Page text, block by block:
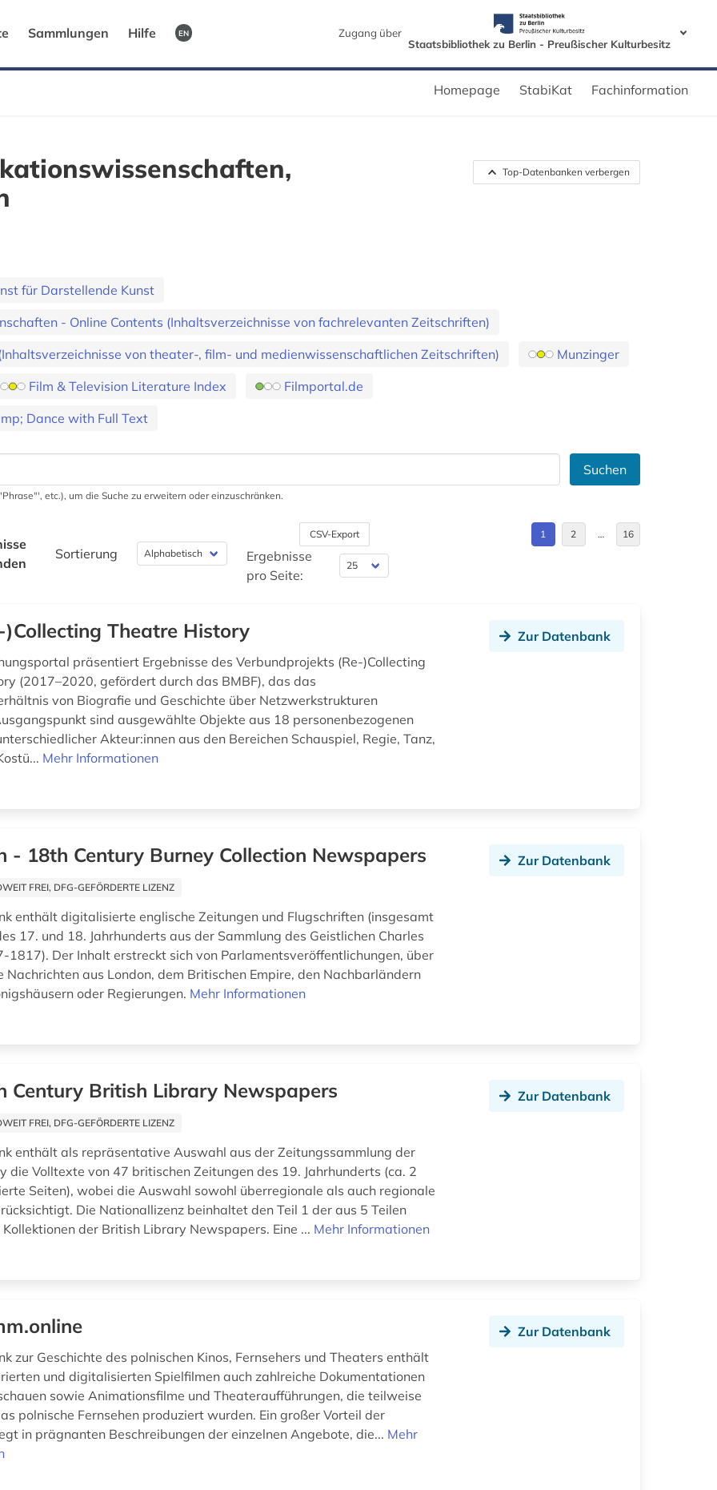
Sammlungen Hilfe EN
Zugang über
Staatsbibliothek zu Berlin - Preußischer Kulturbesitz
Homepage StabiKat Fachinformation
Top-Datenbanken verbergen
für Darstellende Kunst
- Online Contents (Inhaltsverzeichnisse von fachrelevanten Zeitschriften)
von theater-, film- und medienwissenschaftlichen Zeitschriften)
Munzinger
Film & Television Literature Index
Filmportal.de
Dance with Full Text
Suchen
etc.), um die Suche zu erweitern oder einzuschränken.
Sortierung
CSV-Export
Ergebnisse
pro Seite:
1 2 … 16
)Collecting Theatre History
präsentiert Ergebnisse des Verbundprojekts (Re-)Collecting
(2017–2020, gefördert durch das BMBF), das das
von Biografie und Geschichte über Netzwerkstrukturen
sind ausgewählte Objekte aus 18 personenbezogenen
Akteur:innen aus den Bereichen Schauspiel, Regie, Tanz,
Mehr Informationen
Zur Datenbank
- 18th Century Burney Collection Newspapers
FREI, DFG-GEFÖRDERTE LIZENZ
enthält digitalisierte englische Zeitungen und Flugschriften (insgesamt
17. und 18. Jahrhunderts aus der Sammlung des Geistlichen Charles
1817). Der Inhalt erstreckt sich von Parlamentsveröffentlichungen, über
Nachrichten aus London, dem Britischen Empire, den Nachbarländern
oder Regierungen. Mehr Informationen
Zur Datenbank
Century British Library Newspapers
FREI, DFG-GEFÖRDERTE LIZENZ
enthält als repräsentative Auswahl aus der Zeitungssammlung der
die Volltexte von 47 britischen Zeitungen des 19. Jahrhunderts (ca. 2
Seiten), wobei die Auswahl sowohl überregionale als auch regionale
Die Nationallizenz beinhaltet den Teil 1 der aus 5 Teilen
der British Library Newspapers. Eine ... Mehr Informationen
Zur Datenbank
zur Geschichte des polnischen Kinos, Fernsehers und Theaters enthält
und digitalisierten Spielfilmen auch zahlreiche Dokumentationen
sowie Animationsfilme und Theateraufführungen, die teilweise
polnische Fernsehen produziert wurden. Ein großer Vorteil der
in prägnanten Beschreibungen der einzelnen Angebote, die... Mehr
Zur Datenbank